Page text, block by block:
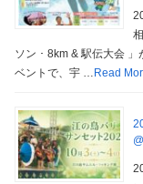
ソン ･ 8km & 駅伝大会
ベントで、宇 … Read